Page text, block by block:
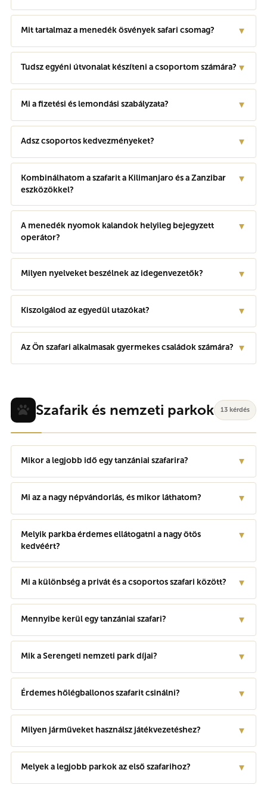
Mit tartalmaz a menedék ösvények safari csomag? ▼
Tudsz egyéni útvonalat készíteni a csoportom számára? ▼
Mi a fizetési és lemondási szabályzata? ▼
Adsz csoportos kedvezményeket? ▼
Kombinálhatom a szafarit a Kilimanjaro és a Zanzibar
eszközökkel?
▼
A menedék nyomok kalandok helyileg bejegyzett
operátor?
▼
Milyen nyelveket beszélnek az idegenvezetők? ▼
Kiszolgálod az egyedül utazókat? ▼
Az Ön szafari alkalmasak gyermekes családok számára? ▼
Szafarik és nemzeti parkok 13 kérdés
Mikor a legjobb idő egy tanzániai szafarira? ▼
Mi az a nagy népvándorlás, és mikor láthatom? ▼
Melyik parkba érdemes ellátogatni a nagy ötös
kedvéért?
▼
Mi a különbség a privát és a csoportos szafari között? ▼
Mennyibe kerül egy tanzániai szafari? ▼
Mik a Serengeti nemzeti park díjai? ▼
Érdemes hőlégballonos szafarit csinálni? ▼
Milyen járműveket használsz játékvezetéshez? ▼
Melyek a legjobb parkok az első szafarihoz? ▼